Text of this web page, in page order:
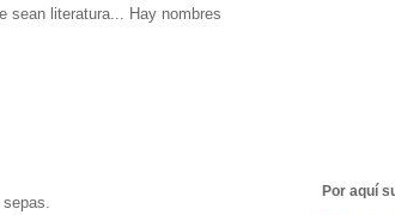
sean literatura... Hay nombres
Por aquí